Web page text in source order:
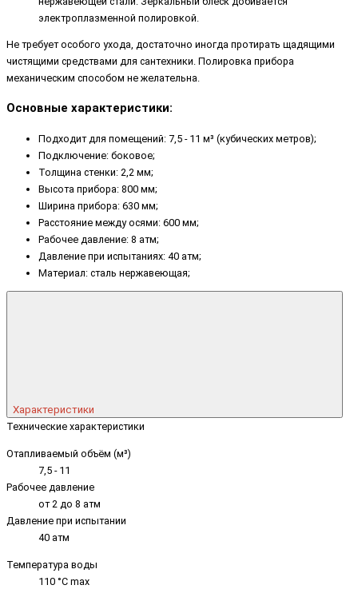
электроплазменной полировкой.
Не требует особого ухода, достаточно иногда протирать щадящими
чистящими средствами для сантехники. Полировка прибора
механическим способом не желательна.
Основные характеристики:
Подходит для помещений: 7,5 - 11 м³ (кубических метров);
Подключение: боковое;
Толщина стенки: 2,2 мм;
Высота прибора: 800 мм;
Ширина прибора: 630 мм;
Расстояние между осями: 600 мм;
Рабочее давление: 8 атм;
Давление при испытаниях: 40 атм;
Материал: сталь нержавеющая;
Характеристики
Технические характеристики
Отапливаемый объём (м³)
7,5 - 11
Рабочее давление
от 2 до 8 атм
Давление при испытании
40 атм
Температура воды
110 °C max